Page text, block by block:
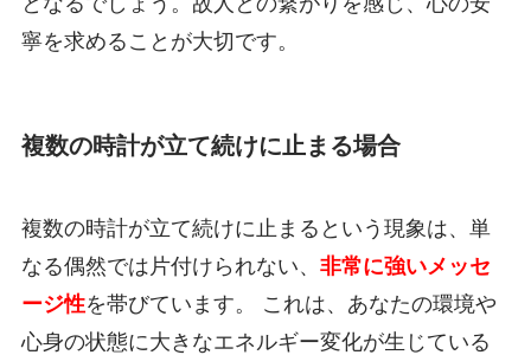
寧を求めることが大切です。
複数の時計が立て続けに止まる場合
複数の時計が立て続けに止まるという現象は、単
なる偶然では片付けられない、 非常に強いメッセ
ージ性を帯びています。 これは、あなたの環境や
心身の状態に大きなエネルギー変化が生じている